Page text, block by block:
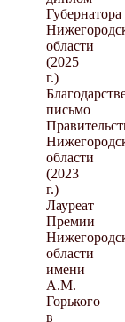
Губернатора
области
(2025
г.)
письмо
области
(2023
г.)
Лауреат
Премии
области
имени
А.М.
Горького
в